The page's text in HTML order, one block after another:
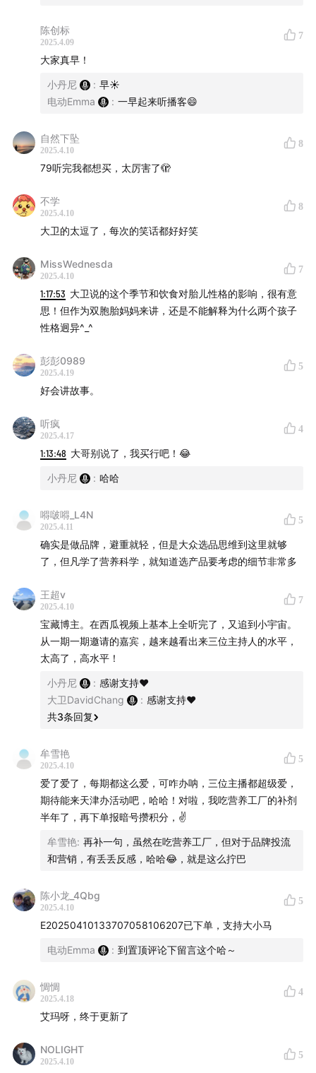
AKK 瘦子菌
选购更多补剂——参考小程序首页“
剂搭配。
点击进入➡️
🌍海外的朋友也可以购买哦，限时全球包邮，小程序首
页就有【海外下单】按钮
下单记得备注暗号“大小马聊科技”，获取双倍积分，积
分可以兑换优惠券和周边产品（防蓝光眼镜、补剂盒、
吨吨杯等等）
🎁别忘了参加互动抽奖活动！评论区发送你的
订单号，
我们会抽取两位幸运听友免单任意产品一瓶！下单的朋
友们记得来多多互动！
陈创标
2025.4.09
7
大家真早！
小丹尼 : 早☀️
电动Emma
: 一早起来听播客😄
自然下坠
2025.4.10
8
79听完我都想买，太厉害了🫣
不学
2025.4.10
8
大卫的太逗了，每次的笑话都好好笑
MissWednesda
2025.4.10
7
1:17:53 大卫说的这个季节和饮食对胎儿性格的影响，很有意
思！但作为双胞胎妈妈来讲，还是不能解释为什么两个孩子
性格迥异^_^
彭彭0989
2025.4.19
5
好会讲故事。
听疯
2025.4.17
4
1:13:48 大哥别说了，我买行吧！😂
小丹尼 : 哈哈
嘚啵嘚_L4N
2025.4.11
5
确实是做品牌，避重就轻，但是大众选品思维到这里就够
了，但凡学了营养科学，就知道选产品要考虑的细节非常多
王超v
2025.4.10
7
宝藏博主。在西瓜视频上基本上全听完了，又追到小宇宙。
从一期一期邀请的嘉宾，越来越看出来三位主持人的水平，
太高了，高水平！
小丹尼 : 感谢支持❤️
大卫DavidChang
: 感谢支持❤️
共3条回复
牟雪艳
2025.4.10
5
爱了爱了，每期都这么爱，可咋办呐，三位主播都超级爱，
期待能来天津办活动吧，哈哈！对啦，我吃营养工厂的补剂
半年了，再下单报暗号攒积分，✌️
牟雪艳: 再补一句，虽然在吃营养工厂，但对于品牌投流
和营销，有丢丢反感，哈哈😂，就是这么拧巴
陈小龙_4Qbg
2025.4.10
5
E20250410133707058106207已下单，支持大小马
电动Emma : 到置顶评论下留言这个哈～
惆惆
2025.4.18
4
艾玛呀，终于更新了
NOLIGHT
2025.4.10
5